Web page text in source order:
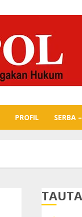
PROFIL SERBA